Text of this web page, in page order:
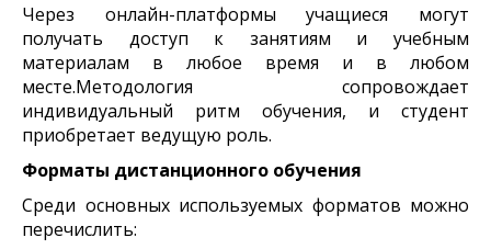
Через онлайн-платформы учащиеся могут
получать доступ к занятиям и учебным
материалам в любое время и в любом
месте.Методология сопровождает
индивидуальный ритм обучения, и студент
приобретает ведущую роль.
Форматы дистанционного обучения
Среди основных используемых форматов можно
перечислить: